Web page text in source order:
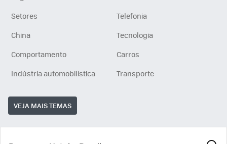
Setores
Telefonia
China
Tecnologia
Comportamento
Carros
Indústria automobilística
Transporte
VEJA MAIS TEMAS